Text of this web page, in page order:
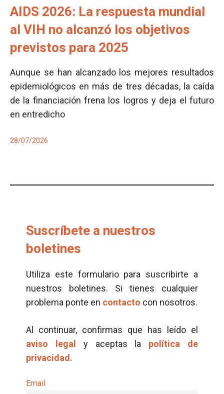
AIDS 2026: La respuesta mundial
al VIH no alcanzó los objetivos
previstos para 2025
Aunque se han alcanzado los mejores resultados
epidemiológicos en más de tres décadas, la caída
de la financiación frena los logros y deja el futuro
en entredicho
28/07/2026
Suscríbete a nuestros
boletines
Utiliza este formulario para suscribirte a
nuestros boletines. Si tienes cualquier
problema ponte en contacto con nosotros.
Al continuar, confirmas que has leído el
aviso legal
y aceptas la política de
privacidad.
Email